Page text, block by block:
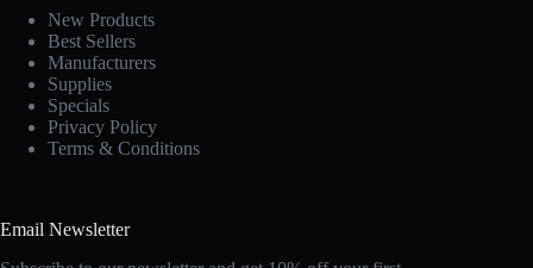
New Products
Best Sellers
Manufacturers
Supplies
Specials
Privacy Policy
Terms & Conditions
Email Newsletter